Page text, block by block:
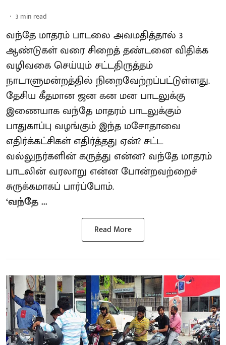
3 min read
வந்தே மாதரம் பாடலை அவமதித்தால் 3
ஆண்டுகள் வரை சிறைத் தண்டனை விதிக்க
வழிவகை செய்யும் சட்டதிருத்தம்
நாடாளுமன்றத்தில் நிறைவேற்றப்பட்டுள்ளது.
தேசிய கீதமான ஜன கன மன பாடலுக்கு
இணையாக வந்தே மாதரம் பாடலுக்கும்
பாதுகாப்பு வழங்கும் இந்த மசோதாவை
எதிர்க்கட்சிகள் எதிர்த்தது ஏன்? சட்ட
வல்லுநர்களின் கருத்து என்ன? வந்தே மாதரம்
பாடலின் வரலாறு என்ன போன்றவற்றைச்
சுருக்கமாகப் பார்ப்போம்.
‘வந்தே ...
Read More